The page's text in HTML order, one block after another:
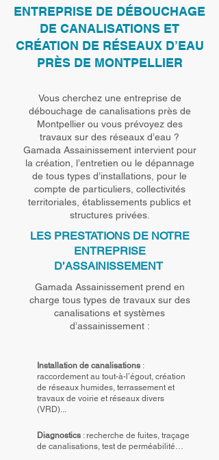
ENTREPRISE DE DÉBOUCHAGE
DE CANALISATIONS ET
CRÉATION DE RÉSEAUX D’EAU
PRÈS DE MONTPELLIER
Vous cherchez une entreprise de
débouchage de canalisations près de
Montpellier ou vous prévoyez des
travaux sur des réseaux d’eau ?
Gamada Assainissement intervient pour
la création, l’entretien ou le dépannage
de tous types d’installations, pour le
compte de particuliers, collectivités
territoriales, établissements publics et
structures privées.
LES PRESTATIONS DE NOTRE
ENTREPRISE
D’ASSAINISSEMENT
Gamada Assainissement prend en
charge tous types de travaux sur des
canalisations et systèmes
d’assainissement :
Installation de canalisations :
raccordement au tout-à-l’égout, création
de réseaux humides, terrassement et
travaux de voirie et réseaux divers
(VRD)...
Diagnostics : recherche de fuites, traçage
de canalisations, test de perméabilité…